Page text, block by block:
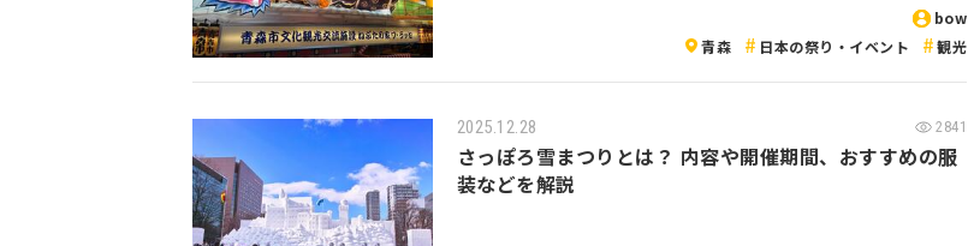
bow
青森
日本の祭り・イベント 観光
2025.12.28 2841
さっぽろ雪まつりとは？ 内容や開催期間、おすすめの服
装などを解説